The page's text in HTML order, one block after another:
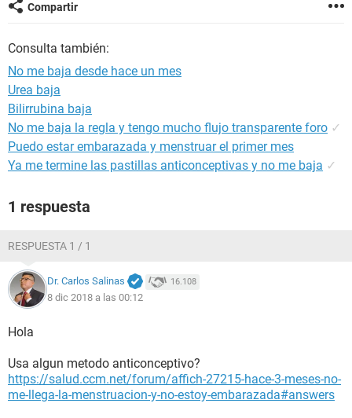
Compartir
Consulta también:
No me baja desde hace un mes
Urea baja
Bilirrubina baja
No me baja la regla y tengo mucho flujo transparente foro ✓
Puedo estar embarazada y menstruar el primer mes
Ya me termine las pastillas anticonceptivas y no me baja ✓
1 respuesta
RESPUESTA 1 / 1
Dr. Carlos Salinas 16.108
8 dic 2018 a las 00:12
Hola
Usa algun metodo anticonceptivo?
https://salud.ccm.net/forum/affich-27215-hace-3-meses-no-
me-llega-la-menstruacion-y-no-estoy-embarazada#answers